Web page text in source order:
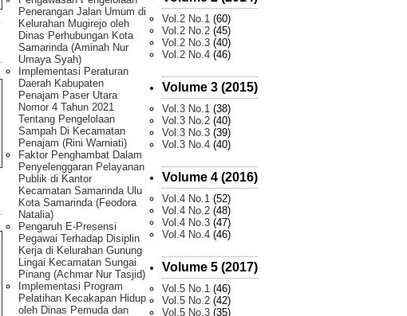
Penerangan Jalan Umum di
Kelurahan Mugirejo oleh
Dinas Perhubungan Kota
Samarinda (Aminah Nur
Umaya Syah)
Implementasi Peraturan
Daerah Kabupaten
Penajam Paser Utara
Nomor 4 Tahun 2021
Tentang Pengelolaan
Sampah Di Kecamatan
Penajam (Rini Warniati)
Faktor Penghambat Dalam
Penyelenggaran Pelayanan
Publik di Kantor
Kecamatan Samarinda Ulu
Kota Samarinda (Feodora
Natalia)
Pengaruh E-Presensi
Pegawai Terhadap Disiplin
Kerja di Kelurahan Gunung
Lingai Kecamatan Sungai
Pinang (Achmar Nur Tasjid)
Implementasi Program
Pelatihan Kecakapan Hidup
oleh Dinas Pemuda dan
Vol.2 No.1 (60)
Vol.2 No.2 (45)
Vol.2 No.3 (40)
Vol.2 No.4 (46)
Volume 3 (2015)
Vol.3 No.1 (38)
Vol.3 No.2 (40)
Vol.3 No.3 (39)
Vol.3 No.4 (40)
Volume 4 (2016)
Vol.4 No.1 (52)
Vol.4 No.2 (48)
Vol.4 No.3 (47)
Vol.4 No.4 (46)
Volume 5 (2017)
Vol.5 No.1 (46)
Vol.5 No.2 (42)
Vol.5 No.3 (35)